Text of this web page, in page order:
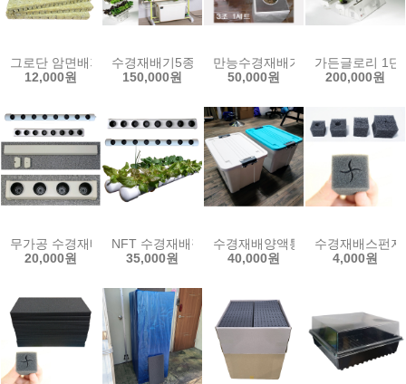
그로단 암면배지 수경재배 발아용 블럭 큐브 양액재배
12,000원
수경재배기5종/양액재배기 인삼수경재배 LED수경
150,000원
만능수경재배기(3조)/고추재배기
50,000원
가든글로리 1
200,000원
무가공 수경재배 파이프 65A 1m 2개 국산 NFT 박막재배 필드 PVC파
20,000원
NFT 수경재배필드 스마트팜 식물 PVC파이프 베드
35,000원
수경재배양액통(55L)/양액박스
40,000원
수경재배스펀
4,000원